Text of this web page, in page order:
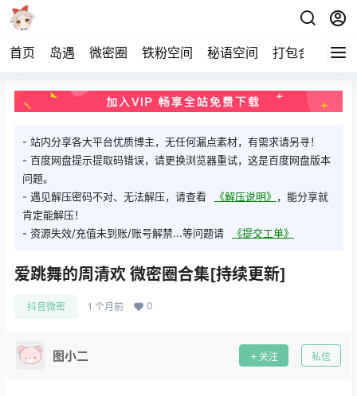
首页 岛遇 微密圈 铁粉空间 秘语空间 打包合集 关
- 站内分享各大平台优质博主，无任何漏点素材，有需求请另寻！
- 百度网盘提示提取码错误，请更换浏览器重试，这是百度网盘版本
问题。
- 遇见解压密码不对、无法解压，请查看
《解压说明》 ，能分享就
肯定能解压！
- 资源失效/充值未到账/账号解禁...等问题请
《提交工单》
爱跳舞的周清欢 微密圈合集[持续更新]
抖音微密 1 个月前 0
图小二 关注 私信